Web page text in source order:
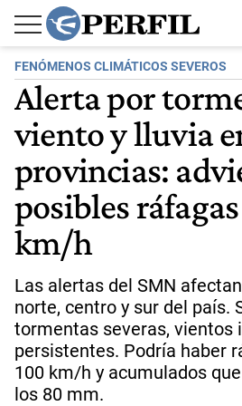
FENÓMENOS CLIMÁTICOS SEVEROS
Alerta por
viento y lluvia
provincias:
posibles
km/h
Las alertas del SMN
norte, centro y sur del país.
tormentas severas, vientos
persistentes. Podría haber
100 km/h y acumulados
los 80 mm.